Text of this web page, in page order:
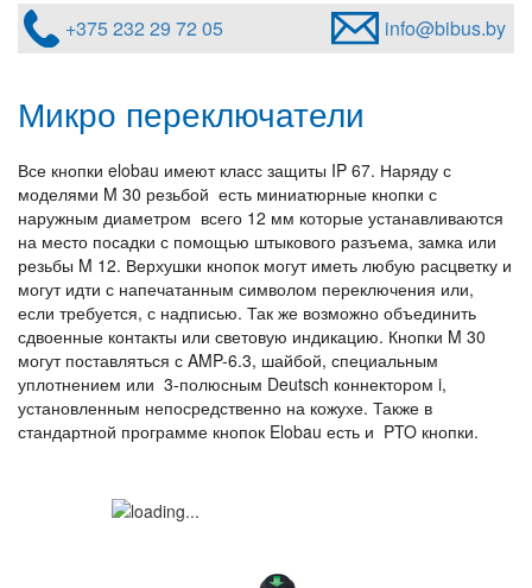
+375 232 29 72 05 info@bibus.by
Микро переключатели
Все кнопки elobau имеют класс защиты IP 67. Наряду с
моделями M 30 резьбой есть миниатюрные кнопки с
наружным диаметром всего 12 мм которые устанавливаются
на место посадки с помощью штыкового разъема, замка или
резьбы M 12. Верхушки кнопок могут иметь любую расцветку и
могут идти с напечатанным символом переключения или,
если требуется, с надписью. Так же возможно объединить
сдвоенные контакты или световую индикацию. Кнопки M 30
могут поставляться с AMP-6.3, шайбой, специальным
уплотнением или 3-полюсным Deutsch коннектором i,
установленным непосредственно на кожухе. Также в
стандартной программе кнопок Elobau есть и PTO кнопки.